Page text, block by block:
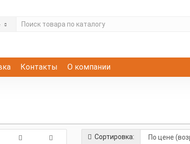
Контакты О компании
Сортировка: